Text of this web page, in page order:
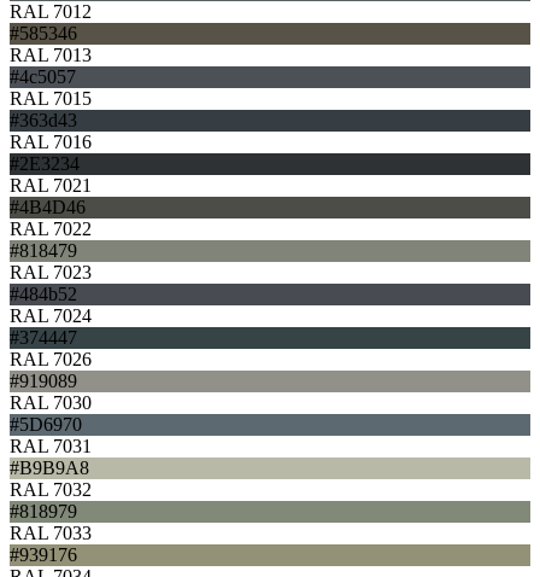
RAL 7012
#585346
RAL 7013
#4c5057
RAL 7015
#363d43
RAL 7016
#2E3234
RAL 7021
#4B4D46
RAL 7022
#818479
RAL 7023
#484b52
RAL 7024
#374447
RAL 7026
#919089
RAL 7030
#5D6970
RAL 7031
#B9B9A8
RAL 7032
#818979
RAL 7033
#939176